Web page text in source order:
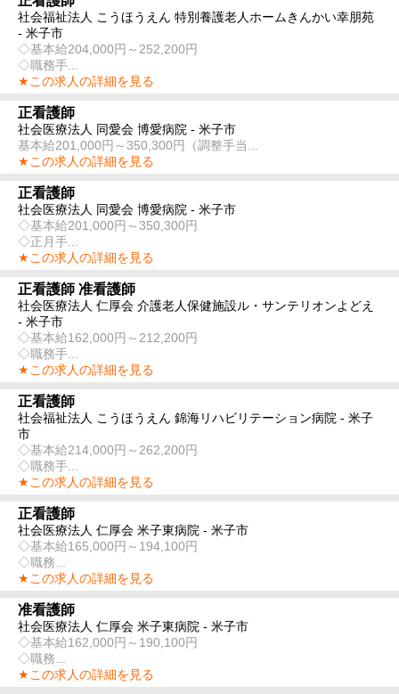
社会福祉法人 こうほうえん 特別養護老人ホームきんかい幸朋苑
- 米子市
◇基本給204,000円～252,200円
◇職務手...
★この求人の詳細を見る
正看護師
社会医療法人 同愛会 博愛病院 - 米子市
基本給201,000円～350,300円（調整手当...
★この求人の詳細を見る
正看護師
社会医療法人 同愛会 博愛病院 - 米子市
◇基本給201,000円～350,300円
◇正月手...
★この求人の詳細を見る
正看護師 准看護師
社会医療法人 仁厚会 介護老人保健施設ル・サンテリオンよどえ
- 米子市
◇基本給162,000円～212,200円
◇職務手...
★この求人の詳細を見る
正看護師
社会福祉法人 こうほうえん 錦海リハビリテーション病院 - 米子
市
◇基本給214,000円～262,200円
◇職務手...
★この求人の詳細を見る
正看護師
社会医療法人 仁厚会 米子東病院 - 米子市
◇基本給165,000円～194,100円
◇職務...
★この求人の詳細を見る
准看護師
社会医療法人 仁厚会 米子東病院 - 米子市
◇基本給162,000円～190,100円
◇職務...
★この求人の詳細を見る